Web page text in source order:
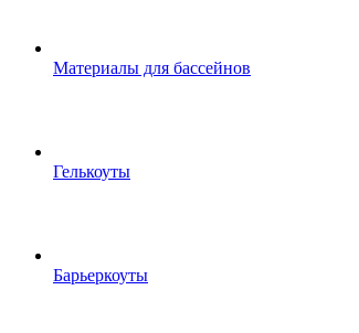
Материалы для бассейнов
Гелькоуты
Барьеркоуты